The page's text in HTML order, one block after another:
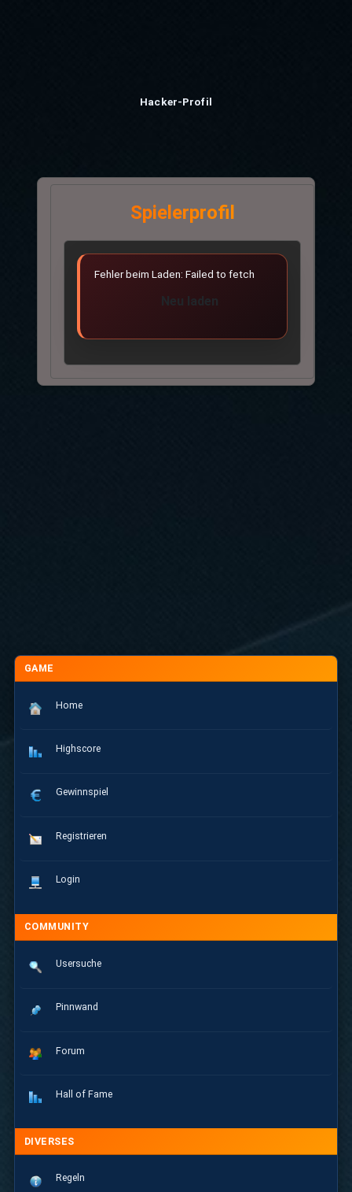
Hacker-Profil
GAME
Home
Highscore
Gewinnspiel
Registrieren
Login
COMMUNITY
Usersuche
Pinnwand
Forum
Hall of Fame
DIVERSES
Regeln
Spielerprofil
Fehler beim Laden: Failed to fetch
Neu laden